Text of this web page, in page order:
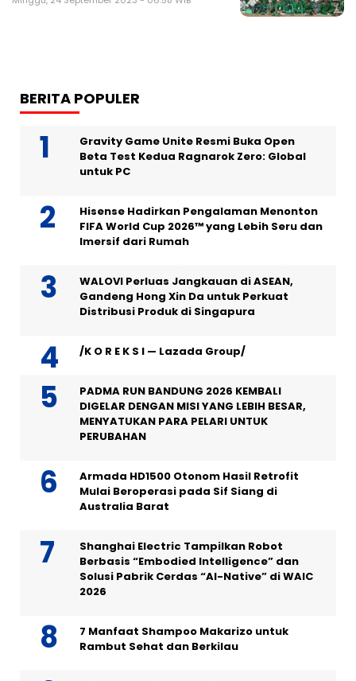
BERITA POPULER
Gravity Game Unite Resmi Buka Open
Beta Test Kedua Ragnarok Zero: Global
untuk PC
Hisense Hadirkan Pengalaman Menonton
FIFA World Cup 2026™ yang Lebih Seru dan
Imersif dari Rumah
WALOVI Perluas Jangkauan di ASEAN,
Gandeng Hong Xin Da untuk Perkuat
Distribusi Produk di Singapura
/K O R E K S I — Lazada Group/
PADMA RUN BANDUNG 2026 KEMBALI
DIGELAR DENGAN MISI YANG LEBIH BESAR,
MENYATUKAN PARA PELARI UNTUK
PERUBAHAN
Armada HD1500 Otonom Hasil Retrofit
Mulai Beroperasi pada Sif Siang di
Australia Barat
Shanghai Electric Tampilkan Robot
Berbasis “Embodied Intelligence” dan
Solusi Pabrik Cerdas “AI-Native” di WAIC
2026
7 Manfaat Shampoo Makarizo untuk
Rambut Sehat dan Berkilau